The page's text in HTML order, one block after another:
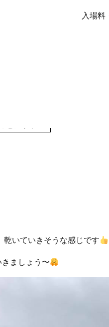
入場料
）のセントラ
乾いていきそうな感じです
ましょう〜